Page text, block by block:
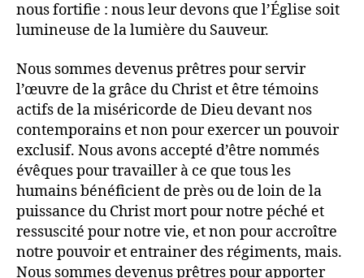
nous fortifie : nous leur devons que l’Église soit
lumineuse de la lumière du Sauveur.
Nous sommes devenus prêtres pour servir
l’œuvre de la grâce du Christ et être témoins
actifs de la miséricorde de Dieu devant nos
contemporains et non pour exercer un pouvoir
exclusif. Nous avons accepté d’être nommés
évêques pour travailler à ce que tous les
humains bénéficient de près ou de loin de la
puissance du Christ mort pour notre péché et
ressuscité pour notre vie, et non pour accroître
notre pouvoir et entrainer des régiments, mais.
Nous sommes devenus prêtres pour apporter